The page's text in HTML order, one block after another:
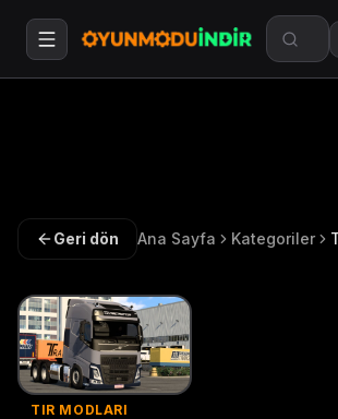
Geri dön Ana Sayfa Kategoriler
TIR MODLARI